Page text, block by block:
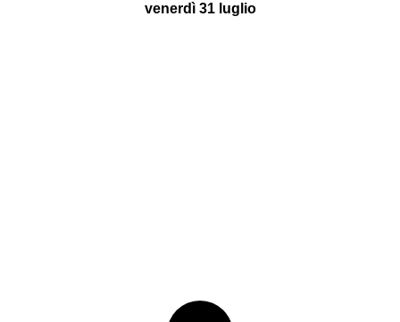
venerdì 31 luglio